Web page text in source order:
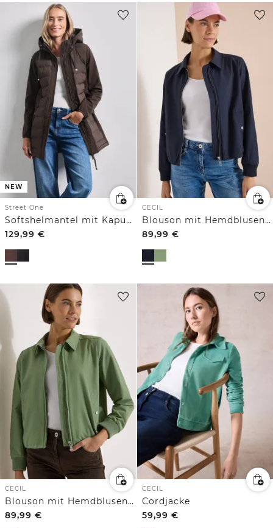
NEW
Street One
Softshelmantel mit Kapuze und Steppdetails
129,99 €
CECIL
Blouson mit Hemdblusenkragen
89,99 €
CECIL
Blouson mit Hemdblusenkragen
89,99 €
CECIL
Cordjacke
59,99 €